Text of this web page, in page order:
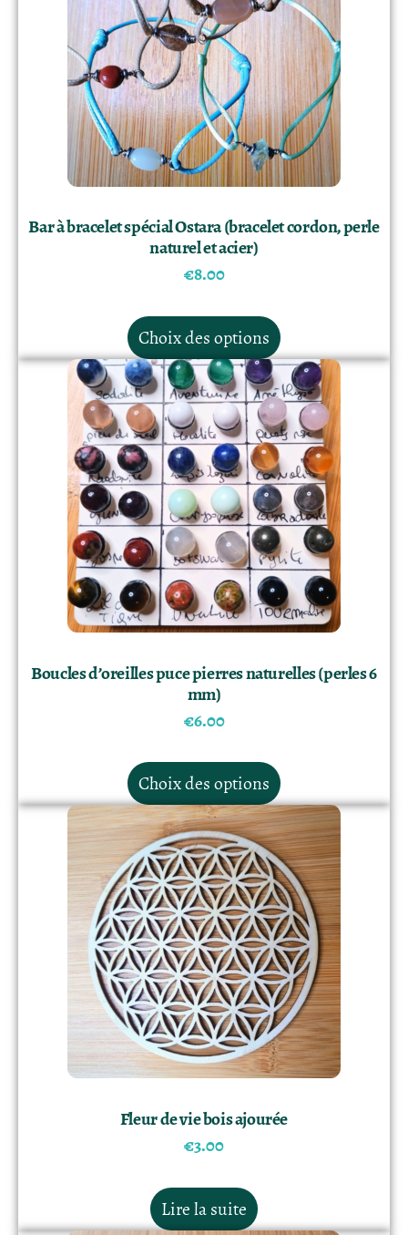
Bar à bracelet spécial Ostara (bracelet cordon, perle
naturel et acier)
€8.00
Choix des options
Boucles d’oreilles puce pierres naturelles (perles 6
mm)
€6.00
Choix des options
Fleur de vie bois ajourée
€3.00
Lire la suite